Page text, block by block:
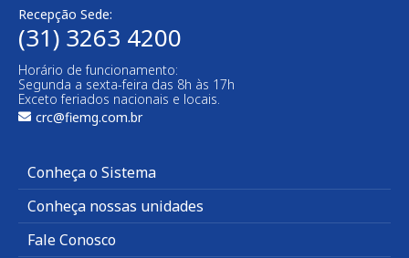
Recepção Sede:
(31) 3263 4200
Horário de funcionamento:
Segunda a sexta-feira das 8h às 17h
Exceto feriados nacionais e locais.
crc@fiemg.com.br
Conheça o Sistema
Conheça nossas unidades
Fale Conosco